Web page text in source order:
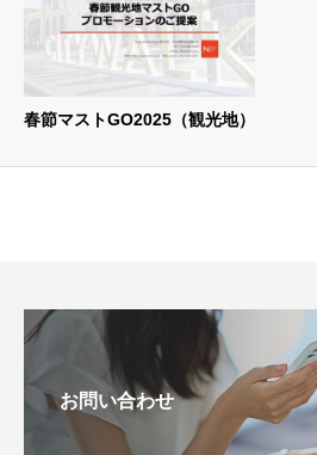
春節マストGO2025（観光地）
お問い合わせ